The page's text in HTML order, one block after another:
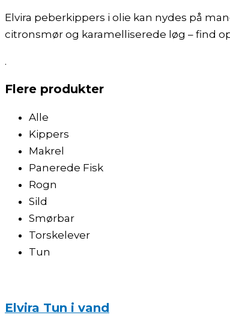
Elvira peberkippers i olie kan nydes på
citronsmør og karamelliserede løg – find
.
Flere produkter
Alle
Kippers
Makrel
Panerede Fisk
Rogn
Sild
Smørbar
Torskelever
Tun
Elvira Tun i vand